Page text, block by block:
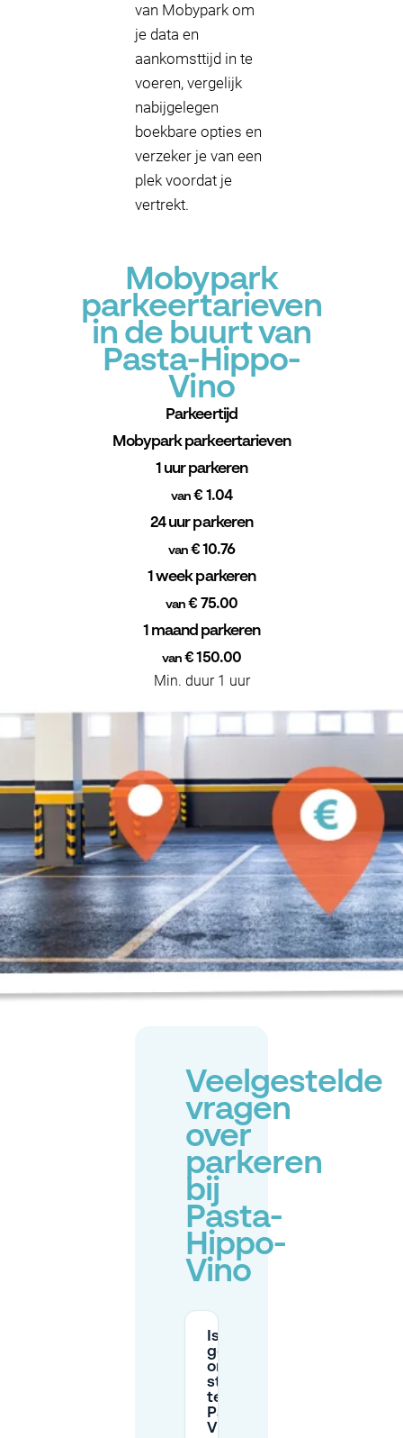
van Mobypark om
je data en
aankomsttijd in te
voeren, vergelijk
nabijgelegen
boekbare opties en
verzeker je van een
plek voordat je
vertrekt.
Mobypark
parkeertarieven
in de buurt van
Pasta-Hippo-
Vino
Parkeertijd
Mobypark parkeertarieven
1 uur parkeren
van € 1.04
24 uur parkeren
van€ 10.76
1 week parkeren
van € 75.00
1 maand parkeren
van € 150.00
Min. duur 1 uur
Veelgestelde
vragen
over
parkeren
bij
Pasta-
Hippo-
Vino
Is het
gemakkelijk
om
straatparkeren
te vinden bij
Pasta-Hippo-
Vino?